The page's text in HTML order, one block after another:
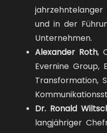
jahrzehntelanger
und in der
Unternehmen.
Alexander Roth ,
Evernine Group,
Transformation,
Dr. Ronald
langjähriger